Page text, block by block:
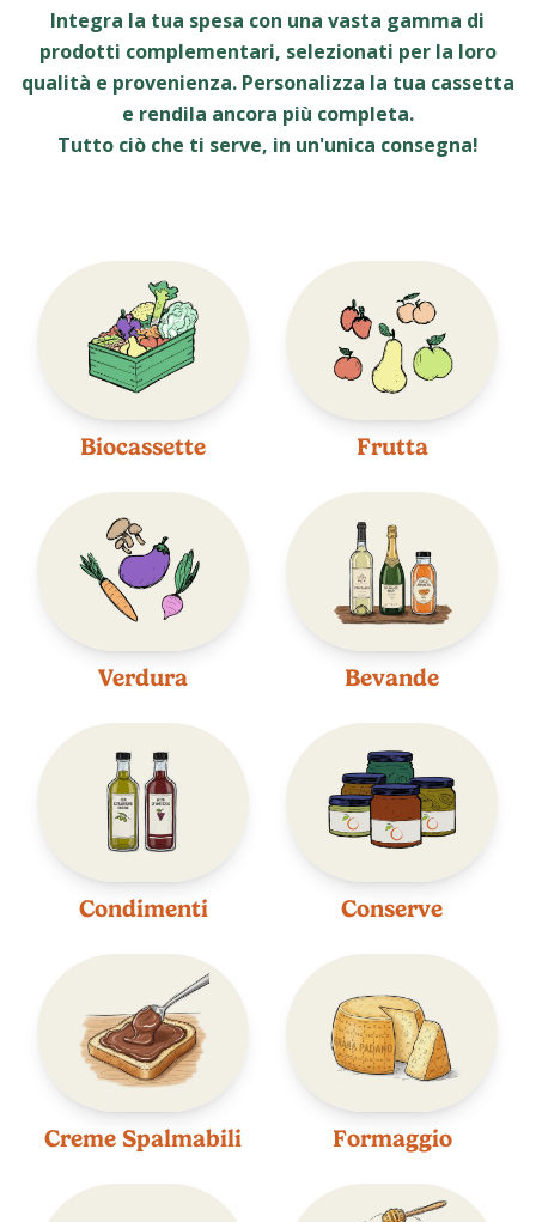
Integra la tua spesa con una vasta gamma di
prodotti complementari, selezionati per la loro
qualità e provenienza. Personalizza la tua cassetta
e rendila ancora più completa.
Tutto ciò che ti serve, in un'unica consegna!
Biocassette Frutta
Verdura Bevande
Condimenti Conserve
Creme Spalmabili Formaggio